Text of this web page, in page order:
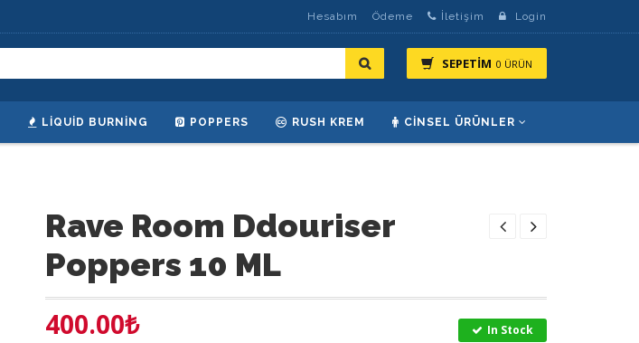
Hesabım Ödeme İletişim Login
SEPETİM 0 ÜRÜN
LIQUID BURNING POPPERS RUSH KREM CINSEL ÜRÜNLER
Rave Room Ddouriser
Poppers 10 ML
400.00₺ In Stock